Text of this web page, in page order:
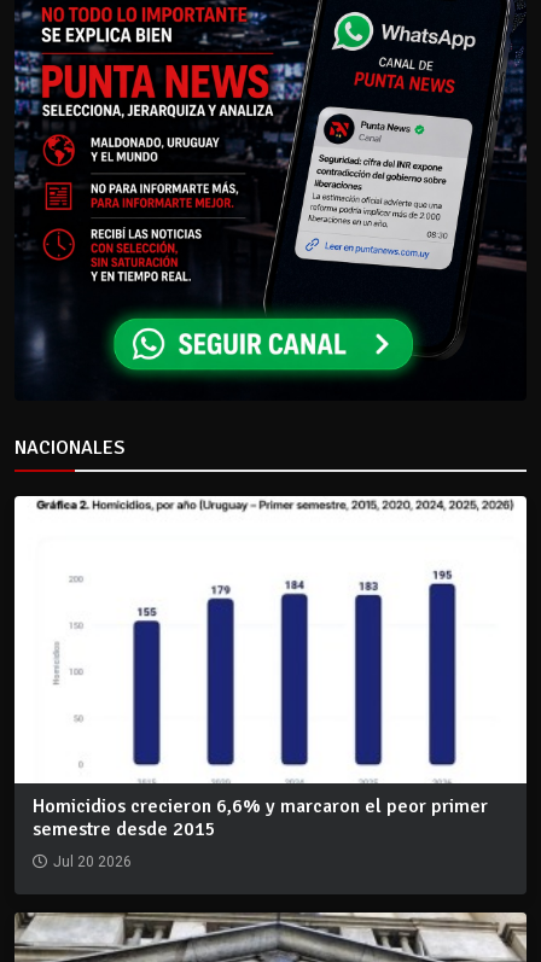
NACIONALES
Homicidios crecieron 6,6% y marcaron el peor primer
semestre desde 2015
Jul 20 2026